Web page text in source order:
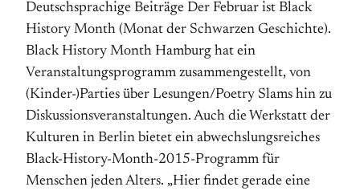
Deutschsprachige Beiträge Der Februar ist Black
History Month (Monat der Schwarzen Geschichte).
Black History Month Hamburg hat ein
Veranstaltungsprogramm zusammengestellt, von
(Kinder-)Parties über Lesungen/Poetry Slams hin zu
Diskussionsveranstaltungen. Auch die Werkstatt der
Kulturen in Berlin bietet ein abwechslungsreiches
Black-History-Month-2015-Programm für
Menschen jeden Alters. „Hier findet gerade eine